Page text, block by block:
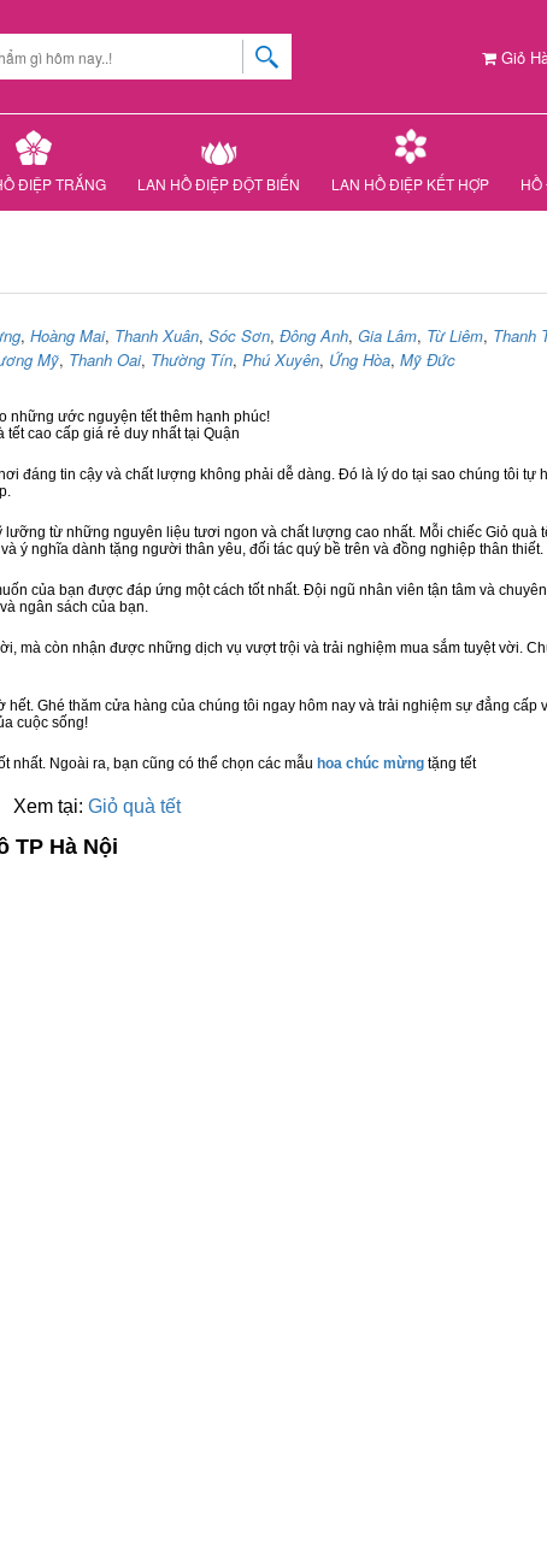
Giỏ
ĐIỆP TRẮNG LAN HỒ ĐIỆP ĐỘT BIẾN LAN HỒ ĐIỆP KẾT HỢP HỒ
, Hoàng Mai, Thanh Xuân, Sóc Sơn, Đông Anh, Gia Lâm, Từ Liêm, Thanh
Mỹ, Thanh Oai, Thường Tín, Phú Xuyên, Ứng Hòa, Mỹ Đức
những ước nguyện tết thêm hạnh phúc!
cao cấp giá rẻ duy nhất tại Quận
đáng tin cậy và chất lượng không phải dễ dàng. Đó là lý do tại sao chúng tôi tự
từ những nguyên liệu tươi ngon và chất lượng cao nhất. Mỗi chiếc Giỏ quà
ý nghĩa dành tặng người thân yêu, đối tác quý bề trên và đồng nghiệp thân thiết.
của bạn được đáp ứng một cách tốt nhất. Đội ngũ nhân viên tận tâm và
ngân sách của bạn.
mà còn nhận được những dịch vụ vượt trội và trải nghiệm mua sắm tuyệt vời.
hết. Ghé thăm cửa hàng của chúng tôi ngay hôm nay và trải nghiệm sự đẳng cấp
cuộc sống!
nhất. Ngoài ra, bạn cũng có thể chọn các mẫu hoa chúc mừng tặng tết
Xem tại: Giỏ quà tết
TP Hà Nội